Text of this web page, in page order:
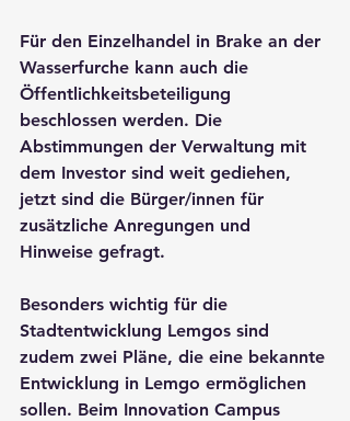
Für den Einzelhandel in Brake an der
Wasserfurche kann auch die
Öffentlichkeitsbeteiligung
beschlossen werden. Die
Abstimmungen der Verwaltung mit
dem Investor sind weit gediehen,
jetzt sind die Bürger/innen für
zusätzliche Anregungen und
Hinweise gefragt.
Besonders wichtig für die
Stadtentwicklung Lemgos sind
zudem zwei Pläne, die eine bekannte
Entwicklung in Lemgo ermöglichen
sollen. Beim Innovation Campus